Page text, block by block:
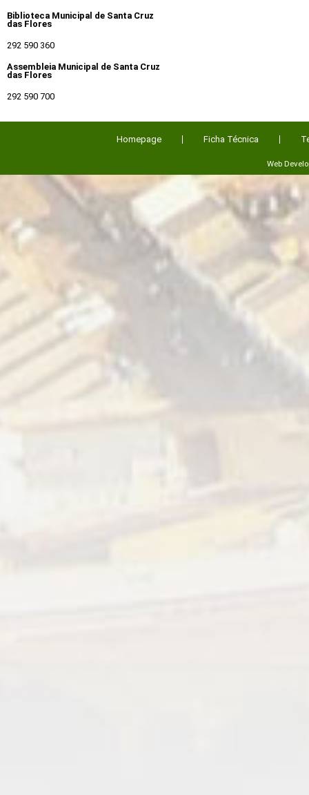
Biblioteca Municipal de Santa Cruz
das Flores
292 590 360
Assembleia Municipal de Santa Cruz
das Flores
292 590 700
Homepage Ficha Técnica
Web